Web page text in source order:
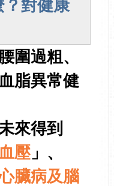
？對健康
圍過粗、
脂異常健
來得到
壓」、
臟病及腦